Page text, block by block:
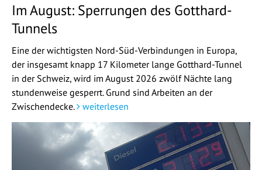
Im August: Sperrungen des Gotthard-
Tunnels
Eine der wichtigsten Nord-Süd-Verbindungen in Europa,
der insgesamt knapp 17 Kilometer lange Gotthard-Tunnel
in der Schweiz, wird im August 2026 zwölf Nächte lang
stundenweise gesperrt. Grund sind Arbeiten an der
Zwischendecke.
weiterlesen